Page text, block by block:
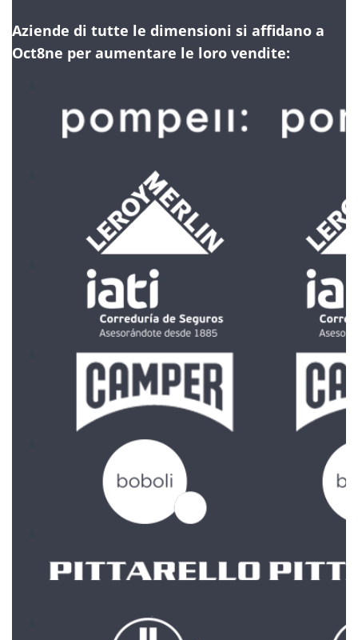
Aziende di tutte le dimensioni si affidano a
Oct8ne per aumentare le loro vendite: